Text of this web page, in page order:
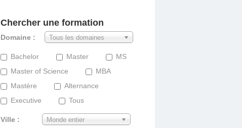
Chercher une formation
Domaine : Tous les domaines
Bachelor Master
MS
Master of Science
MBA
Mastère
Alternance
Executive
Tous
Ville : Monde entier